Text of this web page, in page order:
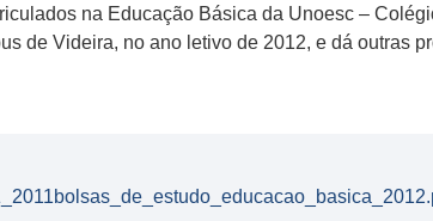
na Educação Básica da Unoesc –
de Videira, no ano letivo de 2012, e dá outras